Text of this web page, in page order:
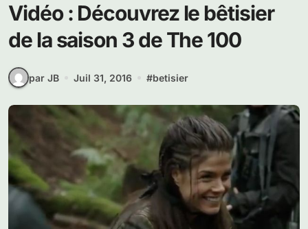
Vidéo : Découvrez le bêtisier
de la saison 3 de The 100
par JB Juil 31, 2016 #betisier